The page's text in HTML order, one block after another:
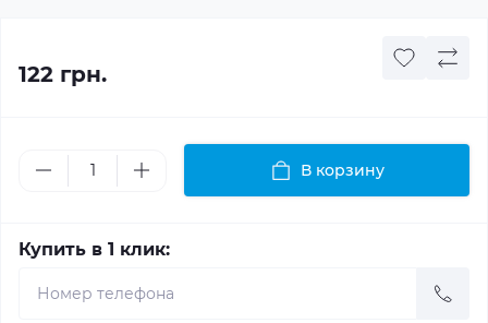
122 грн.
В корзину
Купить в 1 клик: